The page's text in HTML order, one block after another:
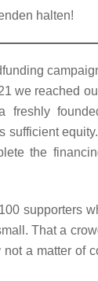
halten!
we reached
sufficient
the
supporters
That a
a matter of